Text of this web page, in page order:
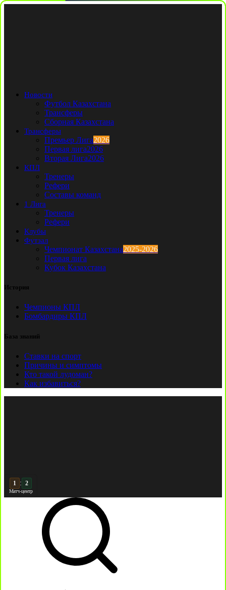
Новости
Футбол Казахстана
Трансферы
Сборная Казахстана
Трансферы
Премьер Лига2026
Первая лига2026
Вторая Лига2026
КПЛ
Тренеры
Рефери
Составы команд
1 Лига
Тренеры
Рефери
Клубы
Футзал
Чемпионат Казахстана2025-2026
Первая лига
Кубок Казахстана
История
Чемпионы КПЛ
Бомбардиры КПЛ
База знаний
Ставки на спорт
Причины и симптомы
Кто такой лудоман?
Как избавиться?
2 : 2
Матч-центр